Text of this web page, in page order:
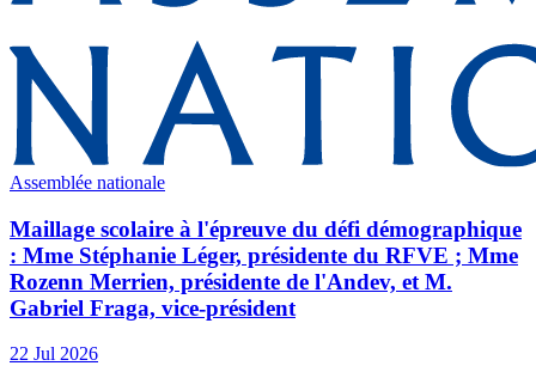
Assemblée nationale
Maillage scolaire à l'épreuve du défi démographique
: Mme Stéphanie Léger, présidente du RFVE ; Mme
Rozenn Merrien, présidente de l'Andev, et M.
Gabriel Fraga, vice-président
22 Jul 2026